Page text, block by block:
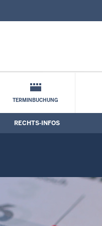
TERMINBUCHUNG
RECHTS-INFOS